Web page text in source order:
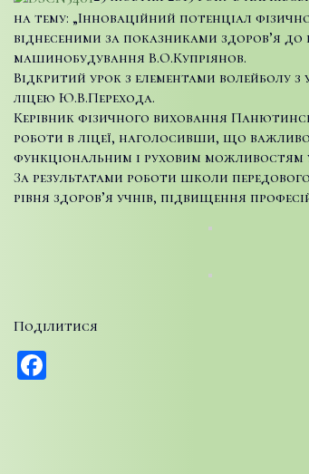
на тему: „Інноваційний потенціал
віднесеними за показниками здоров’я до
машинобудування В.О.Купріянов.
Відкритий урок з елементами волейболу
ліцею Ю.В.Перехода.
Керівник фізичного виховання
роботи в ліцеї, наголосивши, що
функціональним і руховим можливостям
За результатами роботи школи
рівня здоров’я учнів, підвищення
Поділитися